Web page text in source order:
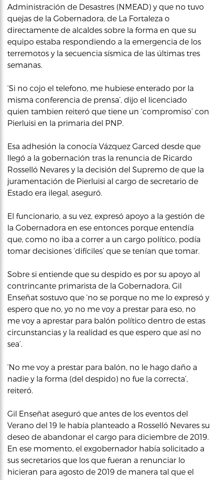
Administración de Desastres (NMEAD) y que no tuvo
quejas de la Gobernadora, de La Fortaleza o
directamente de alcaldes sobre la forma en que su
equipo estaba respondiendo a la emergencia de los
terremotos y la secuencia sísmica de las últimas tres
semanas.
‘Si no cojo el telefono, me hubiese enterado por la
misma conferencia de prensa’, dijo el licenciado
quien tambien reiteró que tiene un ‘compromiso’ con
Pierluisi en la primaria del PNP.
Esa adhesión la conocía Vázquez Garced desde que
llegó a la gobernación tras la renuncia de Ricardo
Rosselló Nevares y la decisión del Supremo de que la
juramentación de Pierluisi al cargo de secretario de
Estado era ilegal, aseguró.
El funcionario, a su vez, expresó apoyo a la gestión de
la Gobernadora en ese entonces porque entendía
que, como no iba a correr a un cargo político, podía
tomar decisiones ‘difíciles’ que se tenían que tomar.
Sobre si entiende que su despido es por su apoyo al
contrincante primarista de la Gobernadora, Gil
Enseñat sostuvo que ‘no se porque no me lo expresó y
espero que no, yo no me voy a prestar para eso, no
me voy a aprestar para balón político dentro de estas
circunstancias y la realidad es que espero que así no
sea’.
‘No me voy a prestar para balón, no le hago daño a
nadie y la forma (del despido) no fue la correcta’,
reiteró.
Gil Enseñat aseguró que antes de los eventos del
Verano del 19 le había planteado a Rosselló Nevares su
deseo de abandonar el cargo para diciembre de 2019.
En ese momento, el exgobernador había solicitado a
sus secretarios que los que fueran a renunciar lo
hicieran para agosto de 2019 de manera tal que el